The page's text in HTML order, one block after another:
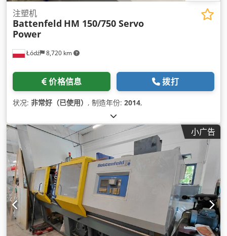
Łódź 8,720 km
注塑机
Battenfeld HM 150/750 Servo
Power
价格信息 拨打
状况: 非常好（已使用） , 制造年份: 2014,
小广告